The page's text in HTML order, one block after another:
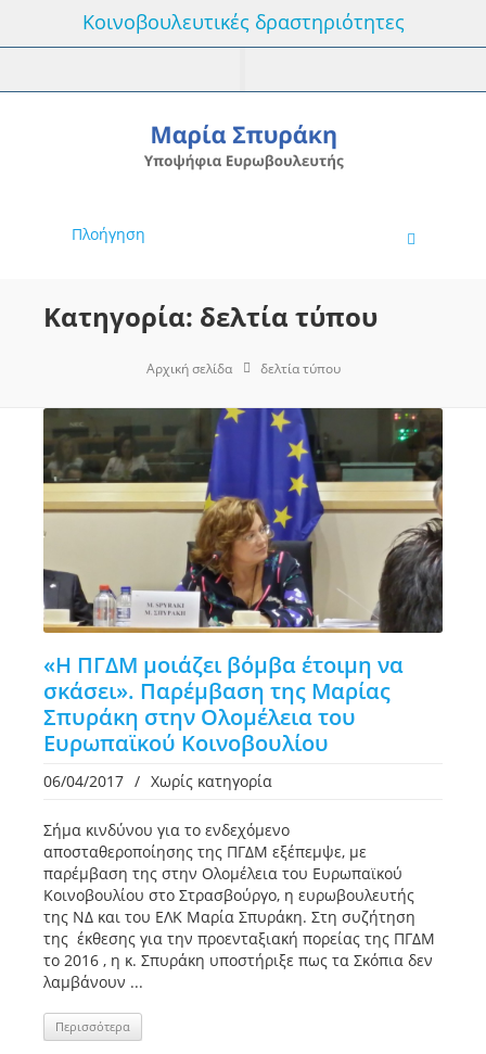
Κοινοβουλευτικές δραστηριότητες
Πλοήγηση
Κατηγορία: δελτία τύπου
Αρχική σελίδα δελτία τύπου
«Η ΠΓΔΜ μοιάζει βόμβα έτοιμη να
σκάσει». Παρέμβαση της Μαρίας
Σπυράκη στην Ολομέλεια του
Ευρωπαϊκού Κοινοβουλίου
06/04/2017 / Χωρίς κατηγορία
Σήμα κινδύνου για το ενδεχόμενο
αποσταθεροποίησης της ΠΓΔΜ εξέπεμψε, με
παρέμβαση της στην Ολομέλεια του Ευρωπαϊκού
Κοινοβουλίου στο Στρασβούργο, η ευρωβουλευτής
της ΝΔ και του ΕΛΚ Μαρία Σπυράκη. Στη συζήτηση
της έκθεσης για την προενταξιακή πορείας της ΠΓΔΜ
το 2016 , η κ. Σπυράκη υποστήριξε πως τα Σκόπια δεν
λαμβάνουν ...
Περισσότερα